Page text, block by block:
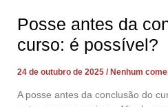
Posse antes da
curso: é possível?
24 de outubro de 2025 Nenhum
A posse antes da conclusão do